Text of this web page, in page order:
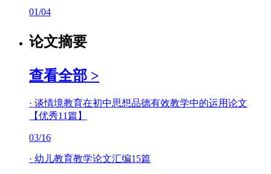
01/04
论文摘要
查看全部 >
· 谈情境教育在初中思想品德有效教学中的运用论文
【优秀11篇】
03/16
· 幼儿教育教学论文汇编15篇